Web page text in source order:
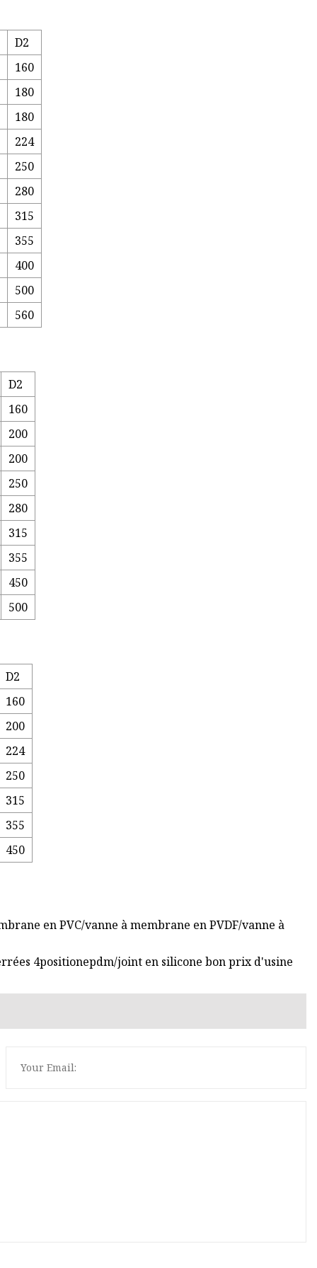
D2
160
180
180
224
250
280
315
355
400
500
560
D2
160
200
200
250
280
315
355
450
500
D2
160
200
224
250
315
355
450
en PVC/vanne à membrane en PVDF/vanne à
4positionepdm/joint en silicone bon prix d'usine